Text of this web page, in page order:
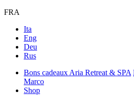
FRA
Ita
Eng
Deu
Rus
Bons cadeaux Aria Retreat & SPA
Marco
Shop